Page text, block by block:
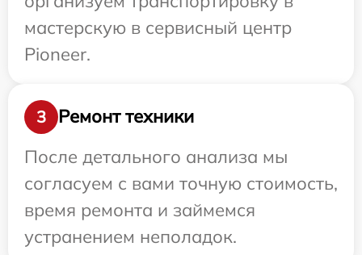
мастерскую в сервисный центр
Pioneer.
3
Ремонт техники
После детального анализа мы
согласуем с вами точную стоимость,
время ремонта и займемся
устранением неполадок.